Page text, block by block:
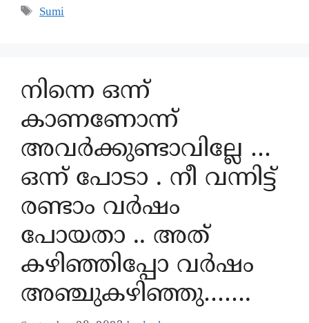
Sumi
നിന്നെ ഒന്ന്
കാണണോന്ന്
അവർക്കുണ്ടാവില്ലേ …
ഒന്ന് പോടാ . നീ വന്നിട്ട്
രണ്ടാം വർഷം
പോയതാ .. അത്
കഴിഞ്ഞിപ്പോ വർഷം
അഞ്ചുകഴിഞ്ഞു…….